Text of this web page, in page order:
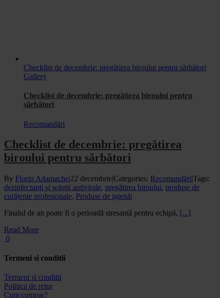
Checklist de decembrie: pregătirea biroului pentru sărbători
Gallery
Checklist de decembrie: pregătirea biroului pentru
sărbători
Recomandări
Checklist de decembrie: pregătirea
biroului pentru sărbători
By Florin Adamache|22 decembrie|Categories: Recomandări|Tags:
dezinfectanți și soluții antivirale, pregătirea biroului, produse de
curățenie profesionale, Produse de igienă|
Finalul de an poate fi o perioadă stresantă pentru echipă, [...]
Read More
0
Termeni si conditii
Termeni si conditii
Politica de retur
Cum cumpar?